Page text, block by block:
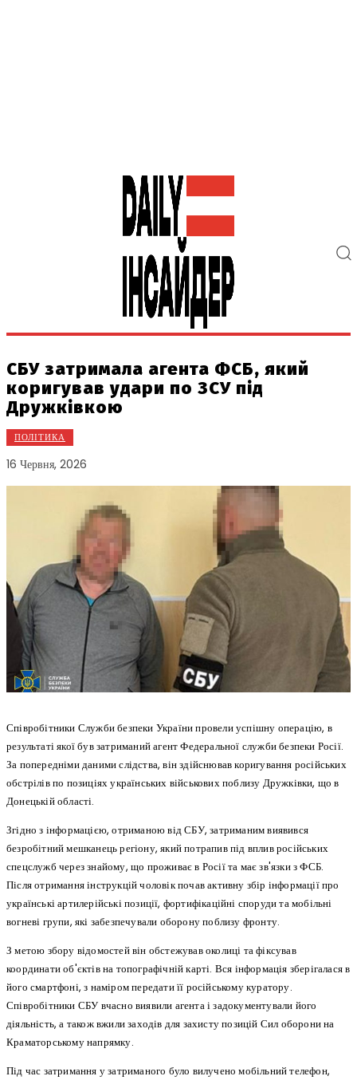
СБУ затримала агента ФСБ, який
коригував удари по ЗСУ під
Дружківкою
ПОЛІТИКА
16 Червня, 2026
Співробітники Служби безпеки України провели успішну операцію, в
результаті якої був затриманий агент Федеральної служби безпеки Росії.
За попередніми даними слідства, він здійснював коригування російських
обстрілів по позиціях українських військових поблизу Дружківки, що в
Донецькій області.
Згідно з інформацією, отриманою від СБУ, затриманим виявився
безробітний мешканець регіону, який потрапив під вплив російських
спецслужб через знайому, що проживає в Росії та має зв'язки з ФСБ.
Після отримання інструкцій чоловік почав активну збір інформації про
українські артилерійські позиції, фортифікаційні споруди та мобільні
вогневі групи, які забезпечували оборону поблизу фронту.
З метою збору відомостей він обстежував околиці та фіксував
координати об'єктів на топографічній карті. Вся інформація зберігалася в
його смартфоні, з наміром передати її російському куратору.
Співробітники СБУ вчасно виявили агента і задокументували його
діяльність, а також вжили заходів для захисту позицій Сил оборони на
Краматорському напрямку.
Під час затримання у затриманого було вилучено мобільний телефон,